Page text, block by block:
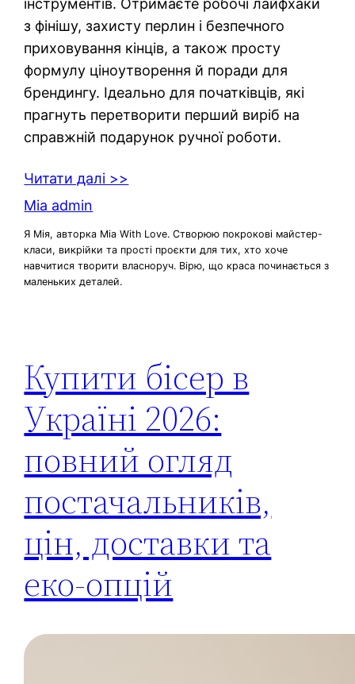
з фінішу, захисту перлин і безпечного
приховування кінців, а також просту
формулу ціноутворення й поради для
брендингу. Ідеально для початківців, які
прагнуть перетворити перший виріб на
справжній подарунок ручної роботи.
Читати далі >>
Mia admin
Я Мія, авторка Mia With Love. Створюю покрокові майстер-
класи, викрійки та прості проєкти для тих, хто хоче
навчитися творити власноруч. Вірю, що краса починається з
маленьких деталей.
Купити бісер в
Україні 2026:
повний огляд
постачальників,
цін, доставки та
еко-опцій